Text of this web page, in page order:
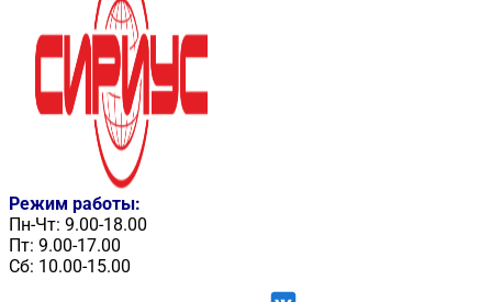
Режим работы:
Пн-Чт: 9.00-18.00
Пт: 9.00-17.00
Сб: 10.00-15.00